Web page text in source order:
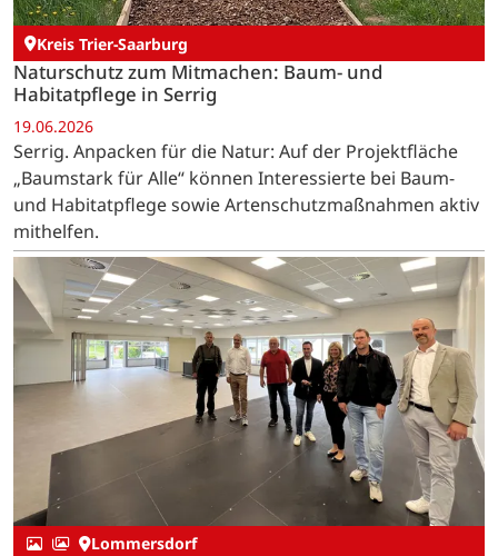
Kreis Trier-Saarburg
Naturschutz zum Mitmachen: Baum- und
Habitatpflege in Serrig
19.06.2026
Serrig. Anpacken für die Natur: Auf der Projektfläche
„Baumstark für Alle“ können Interessierte bei Baum-
und Habitatpflege sowie Artenschutzmaßnahmen aktiv
mithelfen.
Lommersdorf